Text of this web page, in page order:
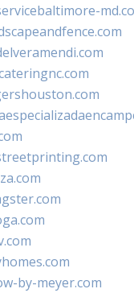
by-meyer.com